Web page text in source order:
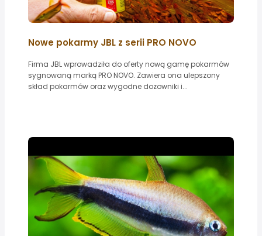
Nowe pokarmy JBL z serii PRO NOVO
Firma JBL wprowadziła do oferty nową gamę pokarmów
sygnowaną marką PRO NOVO. Zawiera ona ulepszony
skład pokarmów oraz wygodne dozowniki i...